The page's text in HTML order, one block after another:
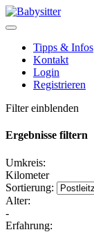
Tipps & Infos
Kontakt
Login
Registrieren
Filter einblenden
Ergebnisse filtern
Umkreis:
Kilometer
Sortierung:
Alter:
-
Erfahrung: